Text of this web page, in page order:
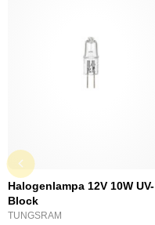
Halogenlampa 12V 10W UV-
Block
TUNGSRAM